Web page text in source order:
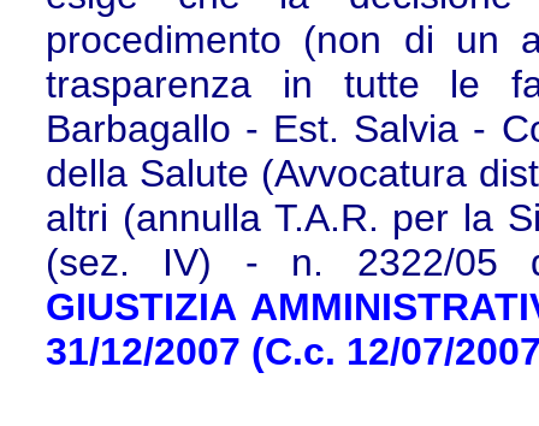
procedimento (non di un
trasparenza in tutte le
Barbagallo - Est. Salvia -
della Salute (Avvocatura
altri (annulla T.A.R. per la
(sez. IV) - n. 2322/05
GIUSTIZIA
31/12/2007 (C.c. 12/07/